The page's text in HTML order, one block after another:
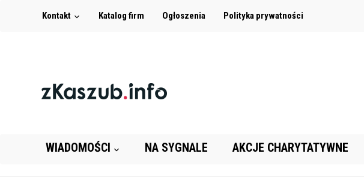
Kontakt Katalog firm Ogłoszenia Polityka prywatności
WIADOMOŚCI NA SYGNALE AKCJE CHARYTATYWNE